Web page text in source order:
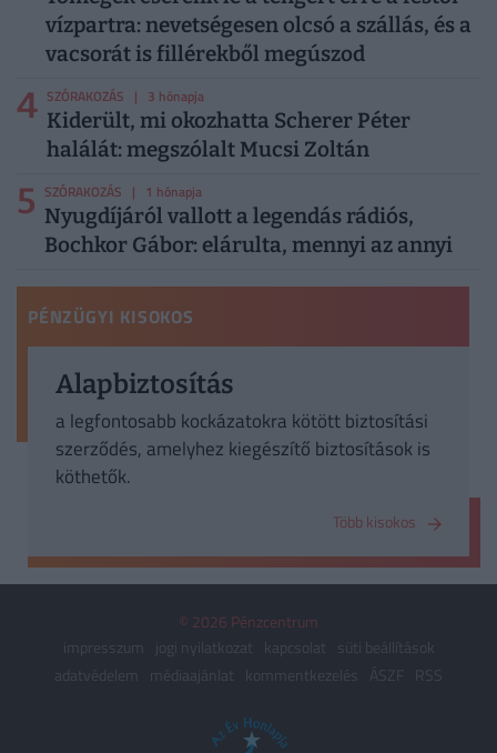
vízpartra: nevetségesen olcsó a szállás, és a
vacsorát is fillérekből megúszod
4 SZÓRAKOZÁS | 3 hónapja
Kiderült, mi okozhatta Scherer Péter
halálát: megszólalt Mucsi Zoltán
5 SZÓRAKOZÁS | 1 hónapja
Nyugdíjáról vallott a legendás rádiós,
Bochkor Gábor: elárulta, mennyi az annyi
PÉNZÜGYI KISOKOS
Alapbiztosítás
a legfontosabb kockázatokra kötött biztosítási
szerződés, amelyhez kiegészítő biztosítások is
köthetők.
Több kisokos
© 2026 Pénzcentrum
impresszum
jogi nyilatkozat kapcsolat
süti beállítások
adatvédelem
médiaajánlat kommentkezelés ÁSZF RSS